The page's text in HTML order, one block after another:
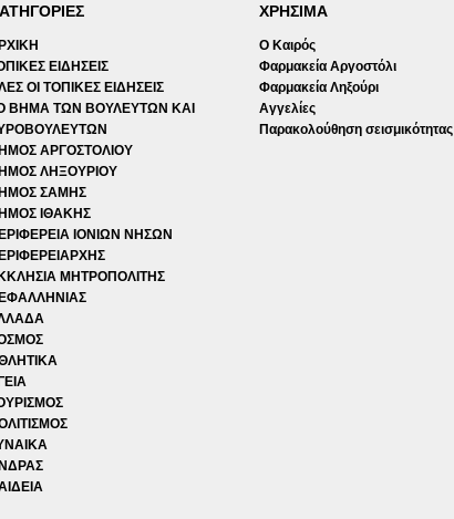
ΕΙΔΗΣΕΙΣ
ΟΙ ΤΟΠΙΚΕΣ ΕΙΔΗΣΕΙΣ
ΒΗΜΑ ΤΩΝ ΒΟΥΛΕΥΤΩΝ ΚΑΙ
ΑΡΓΟΣΤΟΛΙΟΥ
ΛΗΞΟΥΡΙΟΥ
ΣΑΜΗΣ
ΙΘΑΚΗΣ
ΙΟΝΙΩΝ ΝΗΣΩΝ
ΜΗΤΡΟΠΟΛΙΤΗΣ
ΧΡΗΣΙΜΑ
Ο Καιρός
Φαρμακεία Αργοστόλι
Φαρμακεία Ληξούρι
Αγγελίες
Παρακολούθηση σεισμικότητας